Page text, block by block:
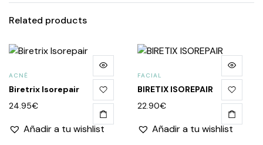
Related products
ACNÉ
Biretrix Isorepair
24.95€
Añadir a tu wishlist
FACIAL
BIRETIX ISOREPAIR
22.90€
Añadir a tu wishlist